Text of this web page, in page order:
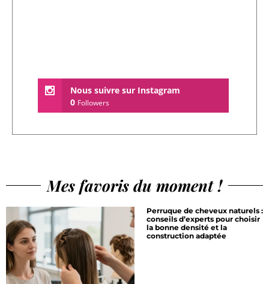
Nous suivre sur Instagram
0 Followers
Mes favoris du moment !
Perruque de cheveux naturels :
conseils d’experts pour choisir
la bonne densité et la
construction adaptée